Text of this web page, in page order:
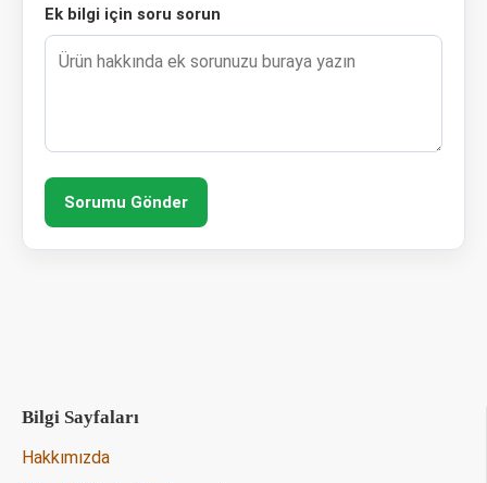
Ek bilgi için soru sorun
Sorumu Gönder
Bilgi Sayfaları
Hakkımızda